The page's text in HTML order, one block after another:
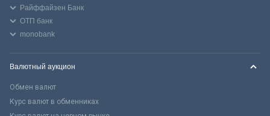
Райффайзен Банк
ОТП банк
monobank
Валютный аукцион
Обмен валют
Курс валют в обменниках